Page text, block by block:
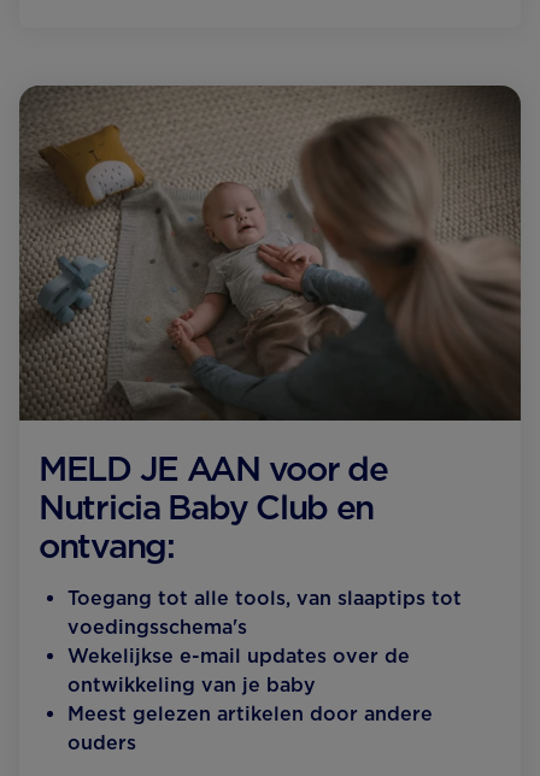
MELD JE AAN voor de
Nutricia Baby Club en
ontvang:
Toegang tot alle tools, van slaaptips tot
voedingsschema's
Wekelijkse e-mail updates over de
ontwikkeling van je baby
Meest gelezen artikelen door andere
ouders